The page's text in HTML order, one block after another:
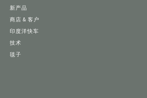
新产品
商店 & 客户
印度洋快车
技术
毯子